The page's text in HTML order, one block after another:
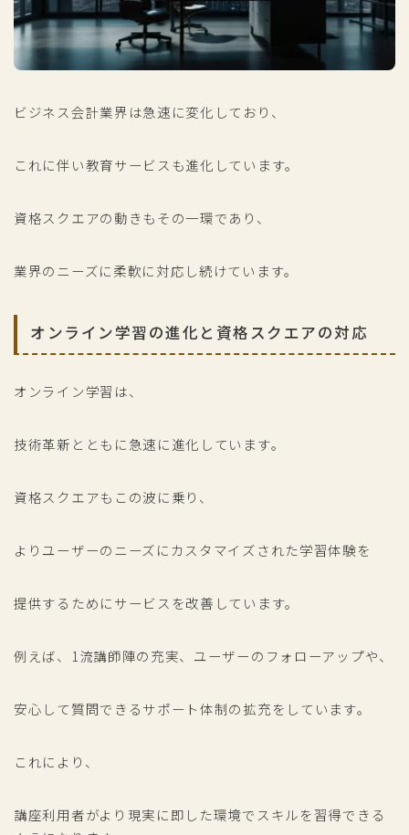
ビジネス会計業界は急速に変化しており、
これに伴い教育サービスも進化しています。
資格スクエアの動きもその一環であり、
業界のニーズに柔軟に対応し続けています。
オンライン学習の進化と資格スクエアの対応
オンライン学習は、
技術革新とともに急速に進化しています。
資格スクエアもこの波に乗り、
よりユーザーのニーズにカスタマイズされた学習体験を
提供するためにサービスを改善しています。
例えば、1流講師陣の充実、ユーザーのフォローアップや、
安心して質問できるサポート体制の拡充をしています。
これにより、
講座利用者がより現実に即した環境でスキルを習得できる